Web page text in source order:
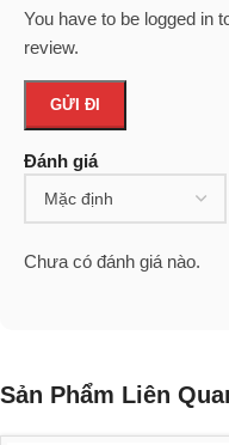
Đánh giá
Chưa có đánh giá nào.
You have to be logged in
review.
Sản Phẩm Liên